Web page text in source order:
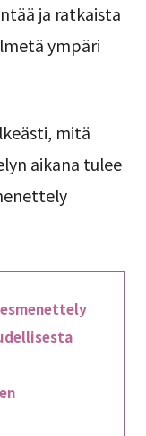
ja ratkaista
ympäri
mitä
aikana tulee